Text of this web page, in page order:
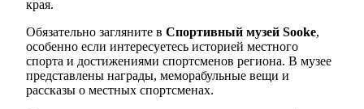
края.
Обязательно загляните в Спортивный музей Sooke,
особенно если интересуетесь историей местного
спорта и достижениями спортсменов региона. В музее
представлены награды, меморабульные вещи и
рассказы о местных спортсменах.